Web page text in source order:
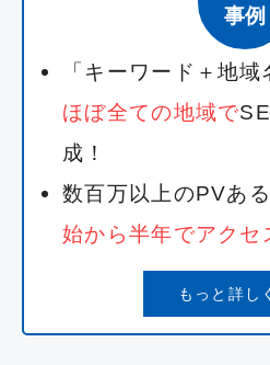
事例
「キーワード＋地域
ほぼ全ての地域で
成！
数百万以上のPVあ
始から半年でアクセ
もっと詳し